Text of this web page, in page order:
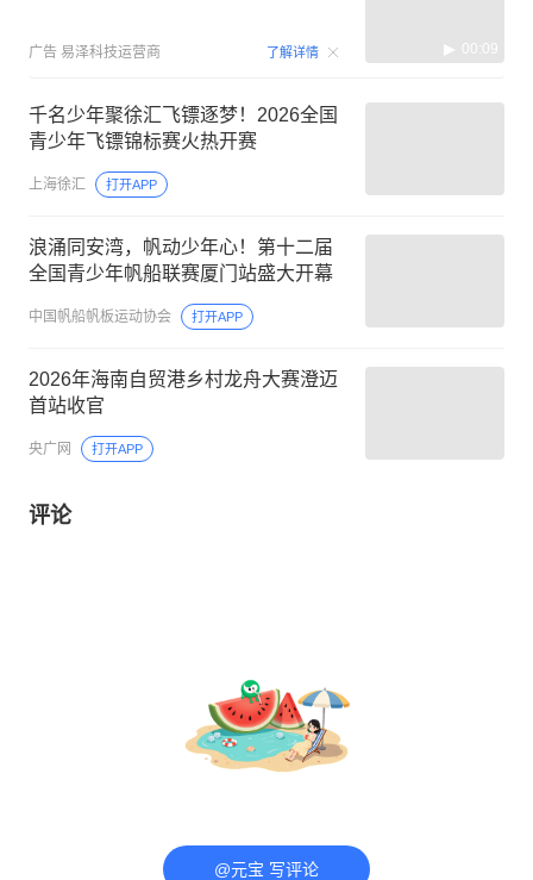
广告 易泽科技运营商 了解详情 00:09
千名少年聚徐汇飞镖逐梦！2026全国
青少年飞镖锦标赛火热开赛
上海徐汇 打开APP
浪涌同安湾，帆动少年心！第十二届
全国青少年帆船联赛厦门站盛大开幕
中国帆船帆板运动协会 打开APP
2026年海南自贸港乡村龙舟大赛澄迈
首站收官
央广网 打开APP
评论
@元宝 写评论